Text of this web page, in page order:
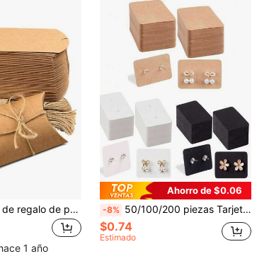
50 piezas Caja de regalo de papel kraft en forma de almohada plegable con 20 metros de cuerda de yute para contenedores de joyas, bodas, cumpleaños y fiestas
1 año
Ahorro de $0.06
-8% 50/100/200 piezas Tarjetas de exhibición de aretes, Tarjetas de empaque de regalo
$0.74
Estimado